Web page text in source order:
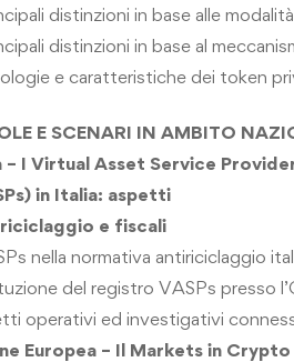
distinzioni in base alle modalità
distinzioni in base al
e caratteristiche dei token
E SCENARI IN AMBITO
– I Virtual Asset Service
in Italia: aspetti
e fiscali
nella normativa antiriciclaggio
del registro VASPs presso
operativi ed investigativi
Europea – Il Markets in Crypto